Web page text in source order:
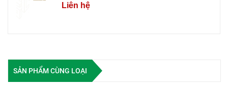
Liên hệ
SẢN PHẨM CÙNG LOẠI